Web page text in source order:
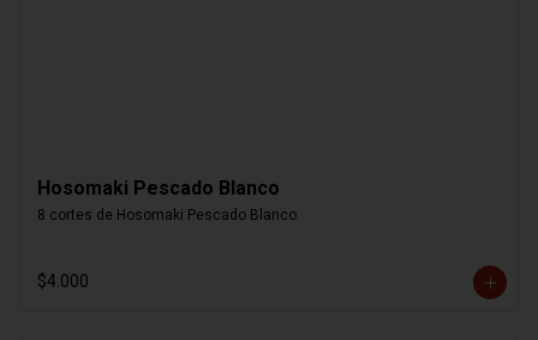
Hosomaki Pescado Blanco
8 cortes de Hosomaki Pescado Blanco
$4.000